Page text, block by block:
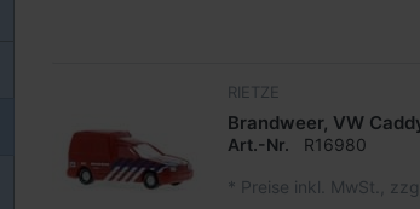
RIETZE
Brandweer, VW
Art.-Nr. R16980
* Preise inkl. MwSt.,